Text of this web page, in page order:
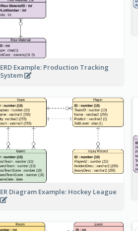
ERD Example: Production Tracking
System
ER Diagram Example: Hockey League